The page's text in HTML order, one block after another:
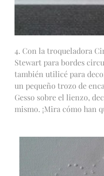
4. Con la troqueladora
Stewart para bordes
también utilicé para
un pequeño trozo de
Gesso sobre el lienzo,
mismo. ¡Mira cómo han